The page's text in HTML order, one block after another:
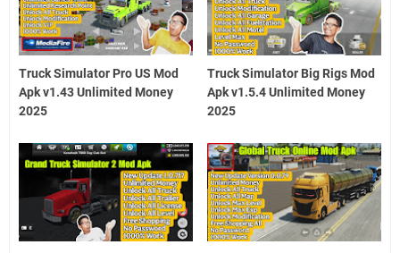
Truck Simulator Pro US Mod
Apk v1.43 Unlimited Money
2025
Truck Simulator Big Rigs Mod
Apk v1.5.4 Unlimited Money
2025